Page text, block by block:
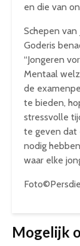
en die van
Schepen van
Goderis
“Jongeren
Mentaal
de
te bieden,
stressvolle
te geven dat
nodig
waar elke
Mogelijk